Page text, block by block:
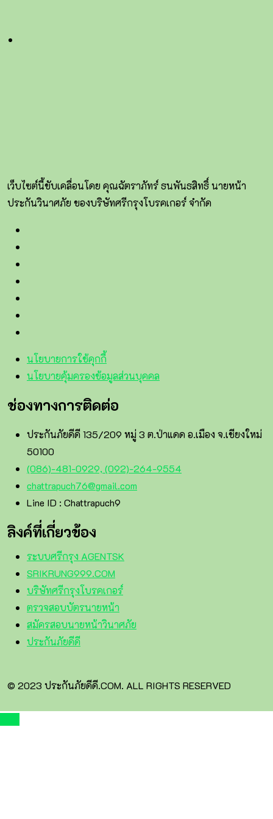
เว็บไซต์นี้ขับเคลื่อนโดย คุณฉัตราภัทร์ ธนพันธสิทธิ์ นายหน้า
ประกันวินาศภัย ของบริษัทศรีกรุงโบรคเกอร์ จำกัด
นโยบายการใช้คุกกี้
นโยบายคุ้มครองข้อมูลส่วนบุคคล
ช่องทางการติดต่อ
ประกันภัยดีดี 135/209 หมู่ 3 ต.ป่าแดด อ.เมือง จ.เชียงใหม่
50100
(086)-481-0929, (092)-264-9554
chattrapuch76@gmail.com
Line ID : Chattrapuch9
ลิงค์ที่เกี่ยวข้อง
ระบบศรีกรุง AGENTSK
SRIKRUNG999.COM
บริษัทศรีกรุงโบรคเกอร์
ตรวจสอบบัตรนายหน้า
สมัครสอบนายหน้าวินาศภัย
ประกันภัยดีดี
© 2023 ประกันภัยดีดี.COM. ALL RIGHTS RESERVED